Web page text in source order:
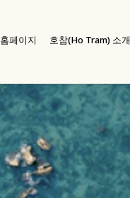
홈페이지 호참(Ho Tram) 소개